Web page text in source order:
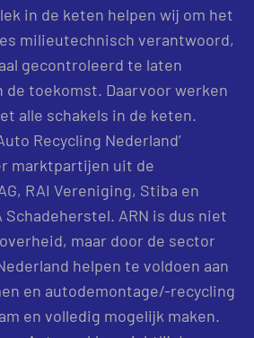
in de keten helpen wij om het
milieutechnisch verantwoord,
gecontroleerd te laten
de toekomst. Daarvoor werken
alle schakels in de keten.
Recycling Nederland’
marktpartijen uit de
RAI Vereniging, Stiba en
Schadeherstel. ARN is dus niet
maar door de sector
helpen te voldoen aan
en autodemontage/-recycling
en volledig mogelijk maken.